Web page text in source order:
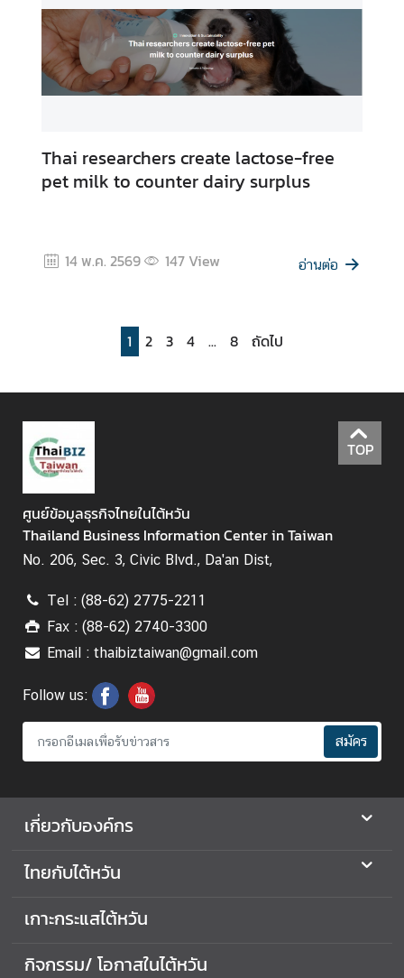
Thai researchers create lactose-free
pet milk to counter dairy surplus
14 พ.ค. 2569 147View อ่านต่อ
1 2 3 4 ... 8 ถัดไป
TOP
ศูนย์ข้อมูลธุรกิจไทยในไต้หวัน
Thailand Business Information Center in Taiwan
No. 206, Sec. 3, Civic Blvd., Da'an Dist,
Tel : (88-62) 2775-2211
Fax : (88-62) 2740-3300
Email : thaibiztaiwan@gmail.com
Follow us:
สมัคร
เกี่ยวกับองค์กร
ไทยกับไต้หวัน
เกาะกระแสไต้หวัน
กิจกรรม/ โอกาสในไต้หวัน